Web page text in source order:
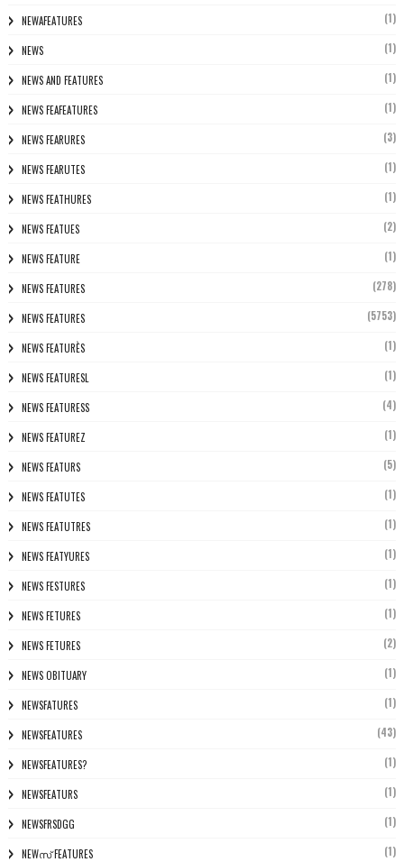
NEWAFEATURES (1)
NEWS (1)
NEWS AND FEATURES (1)
NEWS FEAFEATURES (1)
NEWS FEARURES (3)
NEWS FEARUTES (1)
NEWS FEATHURES (1)
NEWS FEATUES (2)
NEWS FEATURE (1)
NEWS FEATURES (278)
NEWS FEATURES (5753)
NEWS FEATURÈS (1)
NEWS FEATURESL (1)
NEWS FEATURESS (4)
NEWS FEATUREZ (1)
NEWS FEATURS (5)
NEWS FEATUTES (1)
NEWS FEATUTRES (1)
NEWS FEATYURES (1)
NEWS FESTURES (1)
NEWS FETURES (1)
NEWS FETURES (2)
NEWS OBITUARY (1)
NEWSFATURES (1)
NEWSFEATURES (43)
NEWSFEATURES? (1)
NEWSFEATURS (1)
NEWSFRSDGG (1)
NEWസ് FEATURES (1)